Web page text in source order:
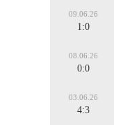
09.06.26
1:0
08.06.26
0:0
03.06.26
4:3